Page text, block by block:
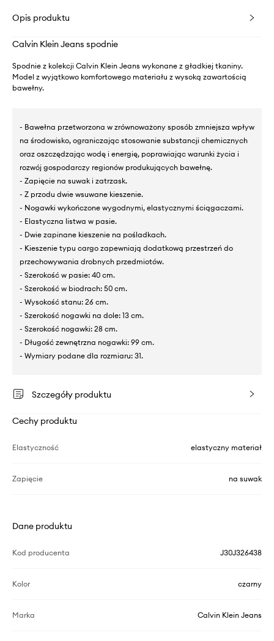
Opis produktu
Calvin Klein Jeans spodnie
Spodnie z kolekcji Calvin Klein Jeans wykonane z gładkiej tkaniny.
Model z wyjątkowo komfortowego materiału z wysoką zawartością
bawełny.
- Bawełna przetworzona w zrównoważony sposób zmniejsza wpływ
na środowisko, ograniczając stosowanie substancji chemicznych
oraz oszczędzając wodę i energię, poprawiając warunki życia i
rozwój gospodarczy regionów produkujących bawełnę.
- Zapięcie na suwak i zatrzask.
- Z przodu dwie wsuwane kieszenie.
- Nogawki wykończone wygodnymi, elastycznymi ściągaczami.
- Elastyczna listwa w pasie.
- Dwie zapinane kieszenie na pośladkach.
- Kieszenie typu cargo zapewniają dodatkową przestrzeń do
przechowywania drobnych przedmiotów.
- Szerokość w pasie: 40 cm.
- Szerokość w biodrach: 50 cm.
- Wysokość stanu: 26 cm.
- Szerokość nogawki na dole: 13 cm.
- Szerokość nogawki: 28 cm.
- Długość zewnętrzna nogawki: 99 cm.
- Wymiary podane dla rozmiaru: 31.
Szczegóły produktu
Cechy produktu
Elastyczność elastyczny materiał
Zapięcie na suwak
Dane produktu
Kod producenta J30J326438
Kolor czarny
Marka Calvin Klein Jeans